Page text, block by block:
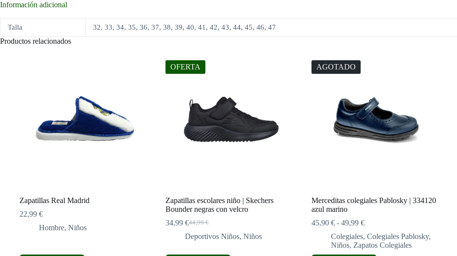
Información adicional
Talla 32, 33, 34, 35, 36, 37, 38, 39, 40, 41, 42, 43, 44, 45, 46, 47
Productos relacionados
Zapatillas Real Madrid
22,99 €
Hombre, Niños
OFERTA
Zapatillas escolares niño | Skechers
Bounder negras con velcro
44,99€
El
precio
34,99 €El
precio
Deportivos Niños, Niños
AGOTADO
Merceditas colegiales Pablosky | 334120
azul marino
45,90 € - 49,99 €Rango
precios:
desde
Colegiales, Colegiales Pablosky,
Niños, Zapatos Colegiales